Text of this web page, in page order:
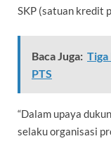
SKP (satuan kredit
Baca Juga: Tiga
PTS
“Dalam upaya
selaku organisasi